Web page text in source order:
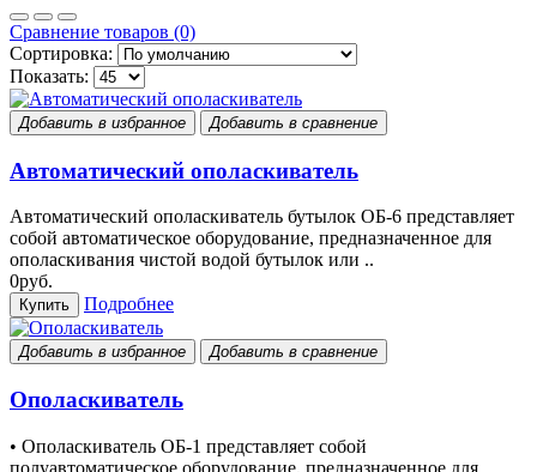
Сравнение товаров (0)
Сортировка:
Показать:
Добавить в избранное Добавить в сравнение
Автоматический ополаскиватель
Автоматический ополаскиватель бутылок ОБ-6 представляет
собой автоматическое оборудование, предназначенное для
ополаскивания чистой водой бутылок или ..
0руб.
Купить Подробнее
Добавить в избранное Добавить в сравнение
Ополаскиватель
• Ополаскиватель ОБ-1 представляет собой
полуавтоматическое оборудование, предназначенное для